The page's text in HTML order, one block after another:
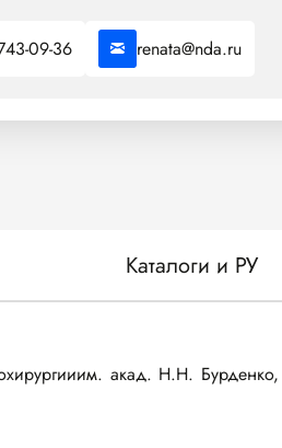
09-36 renata@nda.ru
Каталоги и РУ
акад. Н.Н.